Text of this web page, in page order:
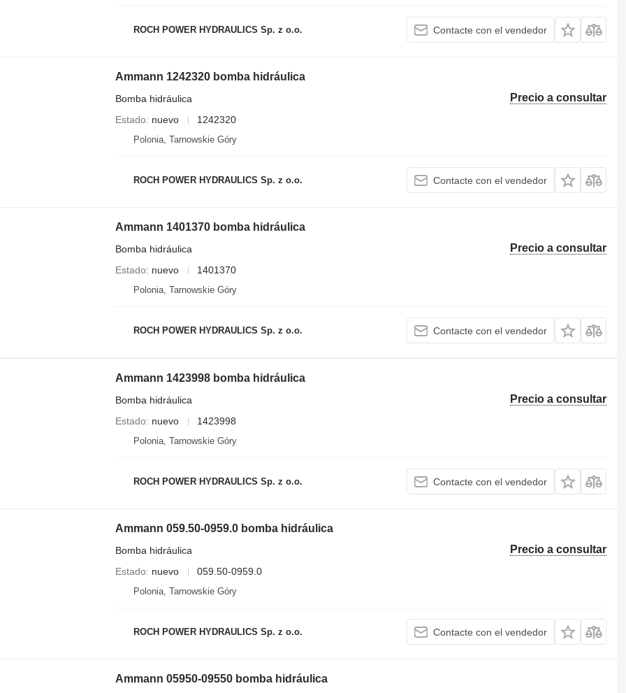
ROCH POWER HYDRAULICS Sp. z o.o. Contacte con el vendedor
Ammann 1242320 bomba hidráulica
Precio a consultar
Bomba hidráulica
Estado
nuevo 1242320
Polonia, Tarnowskie Góry
ROCH POWER HYDRAULICS Sp. z o.o. Contacte con el vendedor
Ammann 1401370 bomba hidráulica
Precio a consultar
Bomba hidráulica
Estado
nuevo 1401370
Polonia, Tarnowskie Góry
ROCH POWER HYDRAULICS Sp. z o.o. Contacte con el vendedor
Ammann 1423998 bomba hidráulica
Precio a consultar
Bomba hidráulica
Estado
nuevo 1423998
Polonia, Tarnowskie Góry
ROCH POWER HYDRAULICS Sp. z o.o. Contacte con el vendedor
Ammann 059.50-0959.0 bomba hidráulica
Precio a consultar
Bomba hidráulica
Estado
nuevo 059.50-0959.0
Polonia, Tarnowskie Góry
ROCH POWER HYDRAULICS Sp. z o.o. Contacte con el vendedor
Ammann 05950-09550 bomba hidráulica